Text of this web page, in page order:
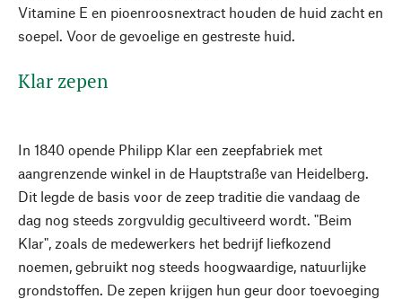
Vitamine E en pioenroosnextract houden de huid zacht en
soepel. Voor de gevoelige en gestreste huid.
Klar zepen
In 1840 opende Philipp Klar een zeepfabriek met
aangrenzende winkel in de Hauptstraße van Heidelberg.
Dit legde de basis voor de zeep traditie die vandaag de
dag nog steeds zorgvuldig gecultiveerd wordt. "Beim
Klar", zoals de medewerkers het bedrijf liefkozend
noemen, gebruikt nog steeds hoogwaardige, natuurlijke
grondstoffen. De zepen krijgen hun geur door toevoeging